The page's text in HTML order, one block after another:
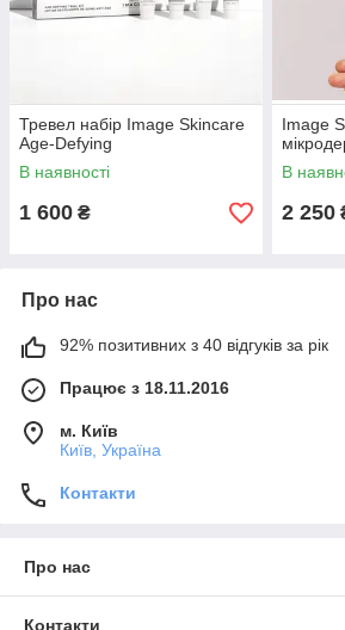
Тревел набір Image Skincare
Age-Defying
В наявності
1 600 ₴
Image
В
2 250
Про нас
92% позитивних з 40 відгуків за рік
Працює з 18.11.2016
м. Київ
Київ, Україна
Контакти
Про нас
Контакти